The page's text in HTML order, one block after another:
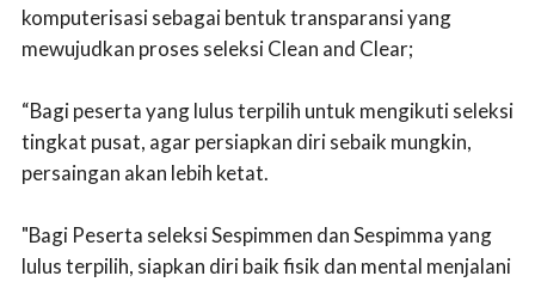
komputerisasi sebagai bentuk transparansi yang
mewujudkan proses seleksi Clean and Clear;
“Bagi peserta yang lulus terpilih untuk mengikuti seleksi
tingkat pusat, agar persiapkan diri sebaik mungkin,
persaingan akan lebih ketat.
"Bagi Peserta seleksi Sespimmen dan Sespimma yang
lulus terpilih, siapkan diri baik fisik dan mental menjalani